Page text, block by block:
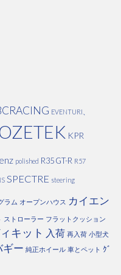
EVENTURI、
KPR
polished R35 GT-R R57
SPECTRE steering
ラム オープンハウス カイエン
ストローラー フラットクッション
キット 入荷 再入荷 小型犬
ギー 純正ホイール 車とペット ｸﾞ